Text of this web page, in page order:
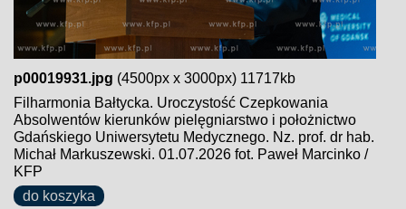
p00019931.jpg (4500px x 3000px) 11717kb
Filharmonia Bałtycka. Uroczystość Czepkowania
Absolwentów kierunków pielęgniarstwo i położnictwo
Gdańskiego Uniwersytetu Medycznego. Nz. prof. dr hab.
Michał Markuszewski. 01.07.2026 fot. Paweł Marcinko /
KFP
do koszyka